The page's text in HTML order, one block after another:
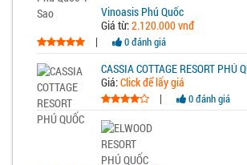
Vinoasis Phú Quốc
Giá từ:2.120.000 vnđ
|
0 đánh giá
CASSIA COTTAGE RESORT PHÚ
Giá:Click để lấy giá
|
0 đánh giá